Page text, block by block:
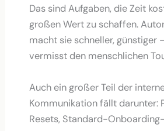
Das sind Aufgaben, die Zeit
großen Wert zu schaffen.
macht sie schneller, günstiger
vermisst den menschlichen
Auch ein großer Teil der
Kommunikation fällt darunter:
Resets, Standard-